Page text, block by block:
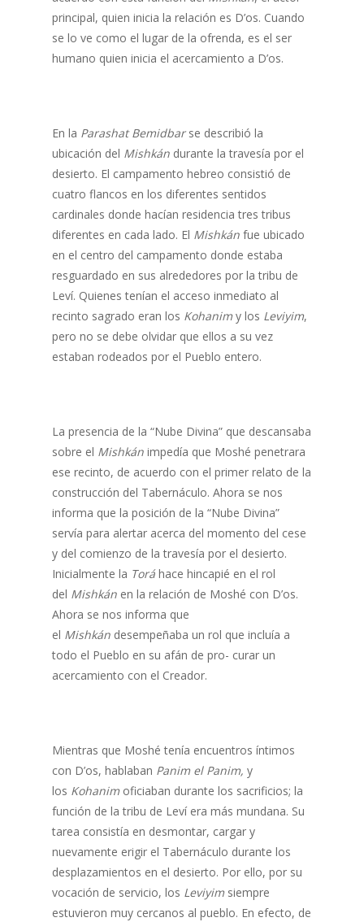
principal, quien inicia la relación es D’os. Cuando
se lo ve como el lugar de la ofrenda, es el ser
humano quien inicia el acercamiento a D’os.
En la Parashat Bemidbarse describió la
ubicación del Mishkán durante la travesía por el
desierto. El campamento hebreo consistió de
cuatro flancos en los diferentes sentidos
cardinales donde hacían residencia tres tribus
diferentes en cada lado. El Mishkán fue ubicado
en el centro del campamento donde estaba
resguardado en sus alrededores por la tribu de
Leví. Quienes tenían el acceso inmediato al
recinto sagrado eran los Kohanim y los Leviyim,
pero no se debe olvidar que ellos a su vez
estaban rodeados por el Pueblo entero.
La presencia de la “Nube Divina” que descansaba
sobre el Mishkán impedía que Moshé penetrara
ese recinto, de acuerdo con el primer relato de la
construcción del Tabernáculo. Ahora se nos
informa que la posición de la “Nube Divina”
servía para alertar acerca del momento del cese
y del comienzo de la travesía por el desierto.
Inicialmente la Toráhace hincapié en el rol
del Mishkán en la relación de Moshé con D’os.
Ahora se nos informa que
el Mishkán desempeñaba un rol que incluía a
todo el Pueblo en su afán de pro- curar un
acercamiento con el Creador.
Mientras que Moshé tenía encuentros íntimos
con D’os, hablaban Panim el Panim, y
los Kohanim oficiaban durante los sacrificios; la
función de la tribu de Leví era más mundana. Su
tarea consistía en desmontar, cargar y
nuevamente erigir el Tabernáculo durante los
desplazamientos en el desierto. Por ello, por su
vocación de servicio, los Leviyim siempre
estuvieron muy cercanos al pueblo. En efecto, de